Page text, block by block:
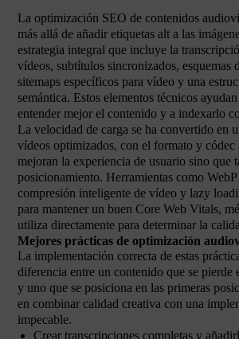
La optimización SEO de contenidos
más allá de añadir etiquetas alt a las
estrategia integral que incluye la
vídeos, subtítulos sincronizados, esquemas
sitemaps específicos para vídeo y una
semántica. Estos elementos técnicos
entender mejor el contenido y a indexarlo
La velocidad de carga se ha convertido en
vídeos optimizados, con el formato y códec
mejoran la experiencia de usuario sino que
posicionamiento. Herramientas como WebP
compresión inteligente de vídeo y lazy
para mantener un buen Core Web Vitals,
utiliza directamente para determinar la
Mejores prácticas de optimización
La implementación correcta de estas
diferencia entre un contenido que se pierde
y uno que se posiciona en las primeras
en combinar calidad creativa con una
impecable.
Crear transcripciones completas y